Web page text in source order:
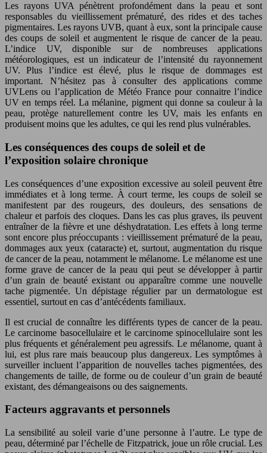
Les rayons UVA pénètrent profondément dans la peau et sont
responsables du vieillissement prématuré, des rides et des taches
pigmentaires. Les rayons UVB, quant à eux, sont la principale cause
des coups de soleil et augmentent le risque de cancer de la peau.
L’indice UV, disponible sur de nombreuses applications
météorologiques, est un indicateur de l’intensité du rayonnement
UV. Plus l’indice est élevé, plus le risque de dommages est
important. N’hésitez pas à consulter des applications comme
UVLens ou l’application de Météo France pour connaitre l’indice
UV en temps réel. La mélanine, pigment qui donne sa couleur à la
peau, protège naturellement contre les UV, mais les enfants en
produisent moins que les adultes, ce qui les rend plus vulnérables.
Les conséquences des coups de soleil et de
l’exposition solaire chronique
Les conséquences d’une exposition excessive au soleil peuvent être
immédiates et à long terme. À court terme, les coups de soleil se
manifestent par des rougeurs, des douleurs, des sensations de
chaleur et parfois des cloques. Dans les cas plus graves, ils peuvent
entraîner de la fièvre et une déshydratation. Les effets à long terme
sont encore plus préoccupants : vieillissement prématuré de la peau,
dommages aux yeux (cataracte) et, surtout, augmentation du risque
de cancer de la peau, notamment le mélanome. Le mélanome est une
forme grave de cancer de la peau qui peut se développer à partir
d’un grain de beauté existant ou apparaître comme une nouvelle
tache pigmentée. Un dépistage régulier par un dermatologue est
essentiel, surtout en cas d’antécédents familiaux.
Il est crucial de connaître les différents types de cancer de la peau.
Le carcinome basocellulaire et le carcinome spinocellulaire sont les
plus fréquents et généralement peu agressifs. Le mélanome, quant à
lui, est plus rare mais beaucoup plus dangereux. Les symptômes à
surveiller incluent l’apparition de nouvelles taches pigmentées, des
changements de taille, de forme ou de couleur d’un grain de beauté
existant, des démangeaisons ou des saignements.
Facteurs aggravants et personnels
La sensibilité au soleil varie d’une personne à l’autre. Le type de
peau, déterminé par l’échelle de Fitzpatrick, joue un rôle crucial. Les